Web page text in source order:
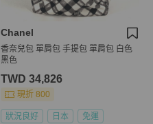
Chanel
香奈兒包 單肩包 手提包 單肩包 白色
黑色
TWD 34,826
現折 800
狀況良好 日本 免運